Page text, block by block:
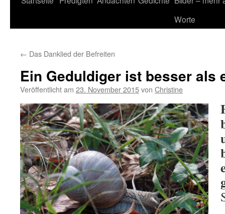
Worte
← Das Danklied der Befreiten
Ein Geduldiger ist besser als
Veröffentlicht am 23. November 2015von Christine